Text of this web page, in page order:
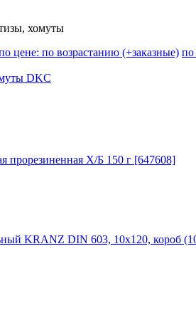
хомуты
цене: по возрастанию (+заказные) по
DKC
прорезиненная Х/Б 150 г [647608]
KRANZ DIN 603, 10х120, короб